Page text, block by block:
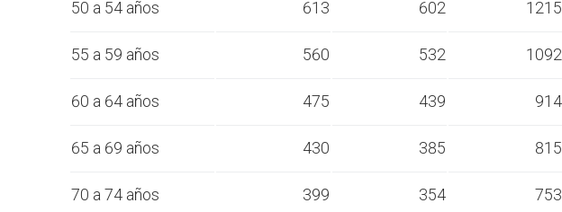
50 a 54 años 613 602 1215
55 a 59 años 560 532 1092
60 a 64 años 475 439 914
65 a 69 años 430 385 815
70 a 74 años 399 354 753